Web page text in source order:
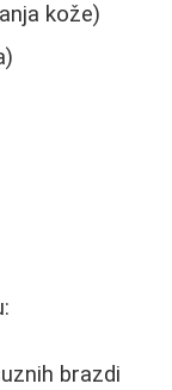
kože)
brazdi